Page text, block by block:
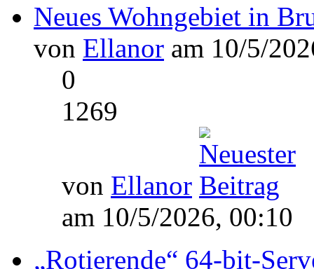
Neues Wohngebiet in
von Ellanor am 10/5/
0
1269
von Ellanor
am 10/5/2026, 00:10
„Rotierende“ 64-bit-